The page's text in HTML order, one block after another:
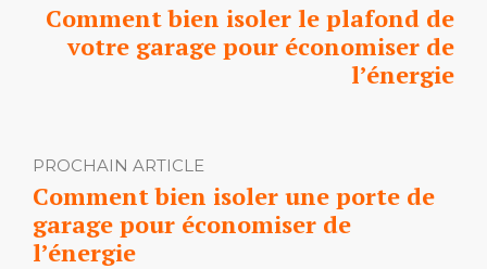
Comment bien isoler le plafond de
votre garage pour économiser de
l’énergie
PROCHAIN ARTICLE
Comment bien isoler une porte de
garage pour économiser de
l’énergie